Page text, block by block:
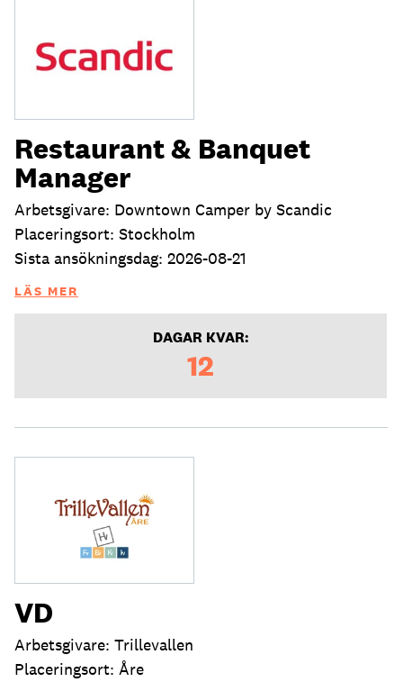
Restaurant & Banquet
Manager
Arbetsgivare: Downtown Camper by Scandic
Placeringsort: Stockholm
Sista ansökningsdag: 2026-08-21
LÄS MER
DAGAR KVAR:
12
VD
Arbetsgivare: Trillevallen
Placeringsort: Åre